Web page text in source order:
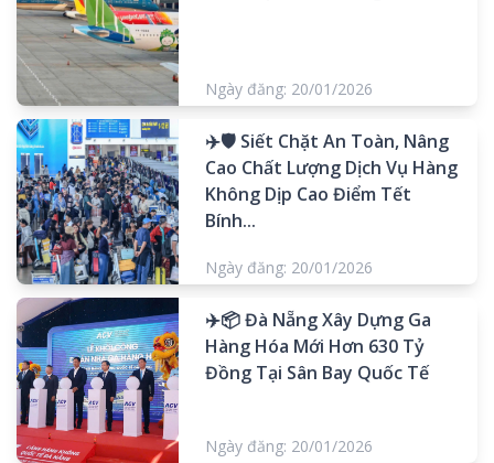
Ngày đăng: 20/01/2026
✈️🛡️ Siết Chặt An Toàn, Nâng
Cao Chất Lượng Dịch Vụ Hàng
Không Dịp Cao Điểm Tết
Bính...
Ngày đăng: 20/01/2026
✈️📦 Đà Nẵng Xây Dựng Ga
Hàng Hóa Mới Hơn 630 Tỷ
Đồng Tại Sân Bay Quốc Tế
Ngày đăng: 20/01/2026